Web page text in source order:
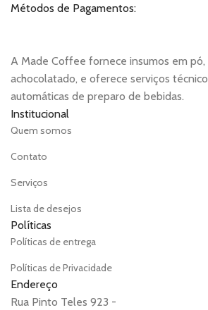
Métodos de Pagamentos:
A Made Coffee fornece insumos em pó,
achocolatado, e oferece serviços
automáticas de preparo de bebidas.
Institucional
Quem somos
Contato
Serviços
Lista de desejos
Políticas
Políticas de entrega
Políticas de Privacidade
Endereço
Rua Pinto Teles 923 -